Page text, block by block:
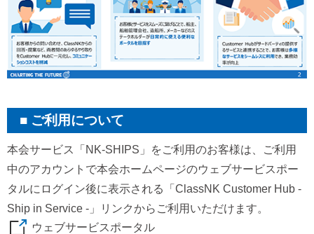
ご利用について
本会サービス「NK-SHIPS」をご利用のお客様は、ご利用
中のアカウントで本会ホームページのウェブサービスポー
タルにログイン後に表示される「ClassNK Customer Hub -
Ship in Service -」リンクからご利用いただけます。
ウェブサービスポータル